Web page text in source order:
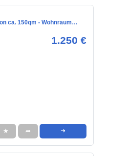
ca. 150qm - Wohnraum…
1.250 €
★ ➦ ➜